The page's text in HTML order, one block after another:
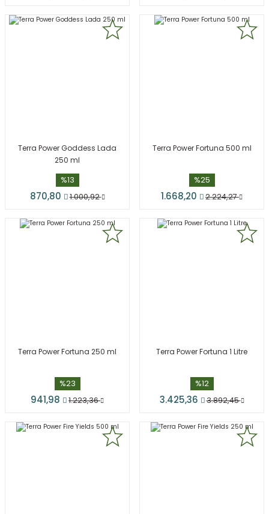
Terra Power Goddess Lada
250 ml
870,80 1.000,92
%13
Terra Power Fortuna 500 ml
1.668,20 2.224,27
%25
Terra Power Fortuna 250 ml
941,98 1.223,36
%23
Terra Power Fortuna 1 Litre
3.425,36 3.892,45
%12